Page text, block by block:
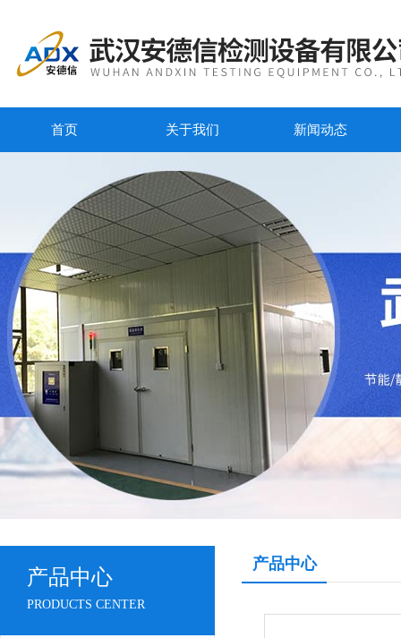
首页 关于我们 新闻动态
产品中心
PRODUCTS CENTER
产品中心